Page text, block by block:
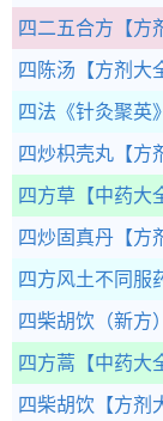
四二五合方 【方
四陈汤 【方剂大
四法 《针灸聚英》
四炒枳壳丸 【方
四方草 【中药大
四炒固真丹 【方
四方风土不同服
四柴胡饮（新方）
四方蒿 【中药大
四柴胡饮 【方剂